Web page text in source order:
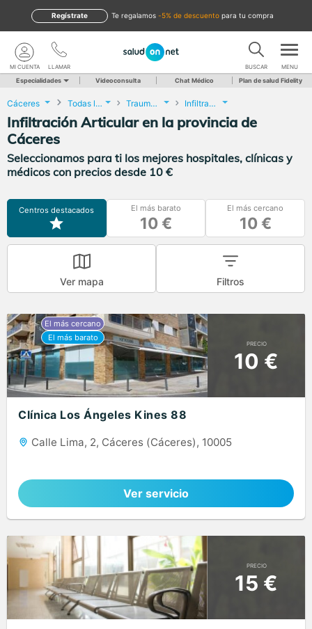
te regalamos -5% de descuento para tu compra
Regístrate
LLAMAR
MI CUENTA BUSCAR MENU
Especialidades Videoconsulta Chat Médico Plan de salud Fidelity
Cáceres Todas las localidades Traumatología y Cirugía Ortopédica Infiltración Articular
Infiltración Articular en la provincia de
Cáceres
Seleccionamos para ti los mejores hospitales, clínicas y
médicos con precios desde 10 €
Centros destacados El más barato
10 €
El más cercano
10 €
Ver mapa Filtros
PRECIO
10 €
Clínica Los Ángeles Kines 88
Calle Lima, 2, Cáceres (Cáceres), 10005
Ver servicio
PRECIO
15 €